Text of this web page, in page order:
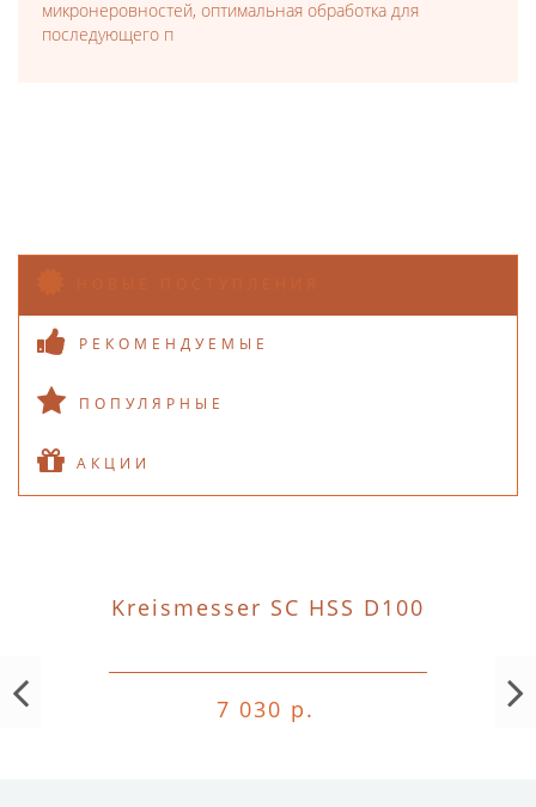
микронеровностей, оптимальная обработка для
последующего п
РЕКОМЕНДУЕМЫЕ
ПОПУЛЯРНЫЕ
АКЦИИ
Kreismesser SC HSS D100
7 030 р.